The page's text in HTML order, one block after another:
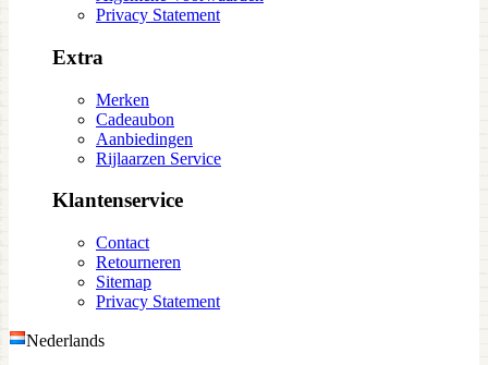
Privacy Statement
Extra
Merken
Cadeaubon
Aanbiedingen
Rijlaarzen Service
Klantenservice
Contact
Retourneren
Sitemap
Privacy Statement
Nederlands